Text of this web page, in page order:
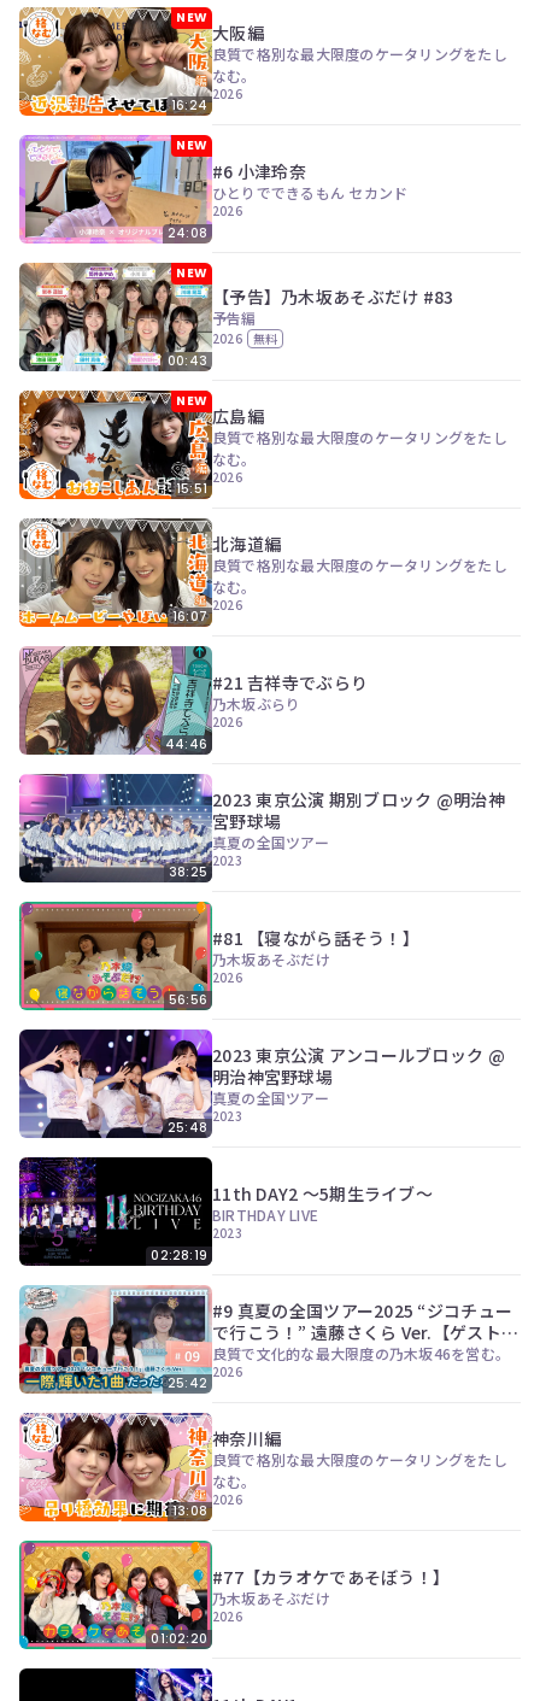
NEW
16:24
大阪編
良質で格別な最大限度のケータリングをたし
なむ。
2026
NEW
24:08
#6 小津玲奈
ひとりでできるもん セカンド
2026
NEW
00:43
【予告】乃木坂あそぶだけ #83
予告編
2026 無料
NEW
15:51
広島編
良質で格別な最大限度のケータリングをたし
なむ。
2026
16:07
北海道編
良質で格別な最大限度のケータリングをたし
なむ。
2026
44:46
#21 吉祥寺でぶらり
乃木坂ぶらり
2026
38:25
2023 東京公演 期別ブロック @明治神
宮野球場
真夏の全国ツアー
2023
56:56
#81 【寝ながら話そう！】
乃木坂あそぶだけ
2026
25:48
2023 東京公演 アンコールブロック @
明治神宮野球場
真夏の全国ツアー
2023
02:28:19
11th DAY2 ～5期生ライブ～
BIRTHDAY LIVE
2023
25:42
#9 真夏の全国ツアー2025 “ジコチュー
で行こう！” 遠藤さくら Ver.【ゲスト：
伊藤亜和】
良質で文化的な最大限度の乃木坂46を営む。
2026
13:08
神奈川編
良質で格別な最大限度のケータリングをたし
なむ。
2026
01:02:20
#77【カラオケであそぼう！】
乃木坂あそぶだけ
2026